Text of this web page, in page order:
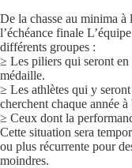
De la chasse au minima
l’échéance finale
différents groupes :
≥ Les piliers qui seront
médaille.
≥ Les athlètes qui y
cherchent chaque année
≥ Ceux dont la
Cette situation sera
ou plus récurrente pour
moindres.